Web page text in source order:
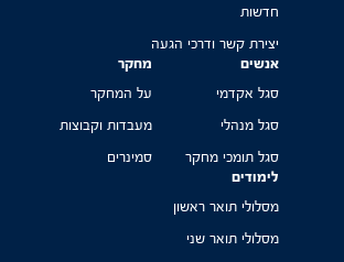
חדשות
יצירת קשר ודרכי הגעה
אנשים
סגל אקדמי
סגל מנהלי
סגל תומכי מחקר
מחקר
על המחקר
מעבדות וקבוצות
סמינרים
לימודים
מסלולי תואר ראשון
מסלולי תואר שני